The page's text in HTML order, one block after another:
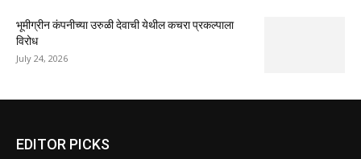
भूमीग्रीन कंपनीच्या उरुळी देवाची येथील कचरा प्रकल्पाला
विरोध
July 24, 2026
EDITOR PICKS